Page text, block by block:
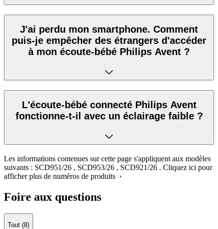
J'ai perdu mon smartphone. Comment
puis-je empêcher des étrangers d'accéder
à mon écoute-bébé Philips Avent ?
L'écoute-bébé connecté Philips Avent
fonctionne-t-il avec un éclairage faible ?
Les informations contenues sur cette page s'appliquent aux modèles
suivants : SCD951/26 , SCD953/26 , SCD921/26 . Cliquez ici pour
afficher plus de numéros de produits ›
Foire aux questions
Tout (8)